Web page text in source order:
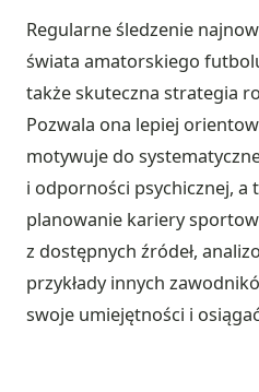
Regularne śledzenie
świata amatorskiego
także skuteczna strategia
Pozwala ona lepiej
motywuje do
i odporności psychicznej, a
planowanie kariery
z dostępnych źródeł,
przykłady innych
swoje umiejętności i